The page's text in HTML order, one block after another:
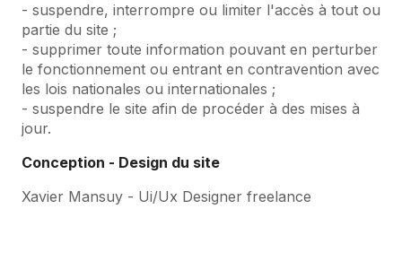
- suspendre, interrompre ou limiter l'accès à tout ou
partie du site ;
- supprimer toute information pouvant en perturber
le fonctionnement ou entrant en contravention avec
les lois nationales ou internationales ;
- suspendre le site afin de procéder à des mises à
jour.
Conception - Design du site
Xavier Mansuy - Ui/Ux Designer freelance